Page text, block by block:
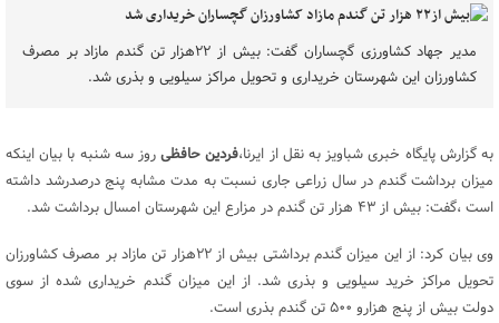
مدیر جهاد کشاورزی گچساران گفت: بیش از ۲۲هزار تن گندم مازاد بر مصرف
کشاورزان این شهرستان خریداری و تحویل مراکز سیلویی و بذری شد.
به گزارش پایگاه خبری شباویز به نقل از ایرنا،فردین حافظیروز سه شنبه با بیان اینکه
میزان برداشت گندم در سال زراعی جاری نسبت به مدت مشابه پنج درصدرشد داشته
است ،گفت: بیش از ۴۳ هزار تن گندم در مزارع این شهرستان امسال برداشت شد.
وی بیان کرد: از این میزان گندم برداشتی بیش از ۲۲هزار تن مازاد بر مصرف کشاورزان
تحویل مراکز خرید سیلویی و بذری شد. از این میزان گندم خریداری شده از سوی
دولت بیش از پنج هزارو ۵۰۰ تن گندم بذری است.